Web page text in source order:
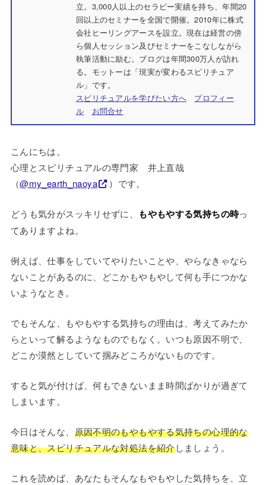
立。3,000人以上のセラピー実績を持ち、年間20
回以上のセミナーを全国で開催。2010年に株式
会社ヒーリングアースを設立。現在は経営の傍
ら個人セッション及びセミナーをこなしながら
執筆活動に励む。ブログは年間300万人が訪れ
る。モットーは「現実が変わるスピリチュア
ル」です。
スピリチュアルを学びたい方へ
プロフィー
ル
お問合せ
こんにちは。
心理とスピリチュアルの専門家 井上直哉
（@my_earth_naoya ）です。
どうも気分がスッキリせずに、 もやもやする気持ちの時っ
てありますよね。
例えば、仕事をしていてやりたいことや、やらなきゃなら
ないことがあるのに、どこかもやもやして何も手につかな
いようなとき。
でもそんな、もやもやする気持ちの理由は、考えてみたか
らといって解るようなものでもなく。いつも原因不明で、
どこか漠然としていて掴みどころがないものです。
すると気が付けば、何もできないまま時間ばかりが過ぎて
しまいます。
今日はそんな、 原因不明のもやもやする気持ちの心理的な
意味と、スピリチュアルな対処法を紹介しましょう。
これを読めば、あなたもそんなもやもやした気持ちを、立